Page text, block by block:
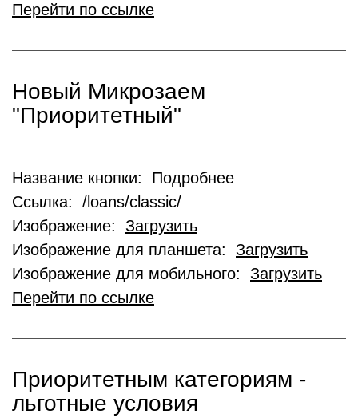
Перейти по ссылке
Новый Микрозаем
"Приоритетный"
Название кнопки: Подробнее
Ссылка: /loans/classic/
Изображение: Загрузить
Изображение для планшета: Загрузить
Изображение для мобильного: Загрузить
Перейти по ссылке
Приоритетным категориям -
льготные условия